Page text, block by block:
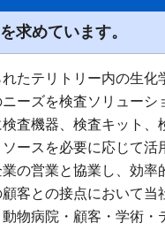
求めています。
れたテリトリー内の生化
ニーズを検査ソリューシ
検査機器、検査キット、
ソースを必要に応じて活
業の営業と協業し、効率
顧客との接点において当
動物病院・顧客・学術